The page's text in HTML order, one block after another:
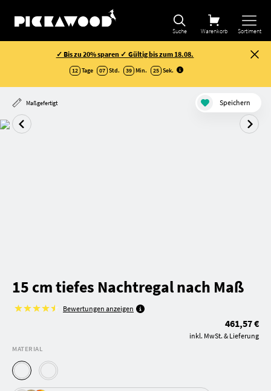
Suche Warenkorb Sortiment
✓ Bis zu 20% sparen ✓ Gültig bis zum 18.08.
12 Tage 07 Std. 39 Min. 25 Sek.
Maßgefertigt Speichern
15 cm tiefes Nachtregal nach Maß
Bewertungen anzeigen
461,57 €
inkl. MwSt. & Lieferung
MATERIAL